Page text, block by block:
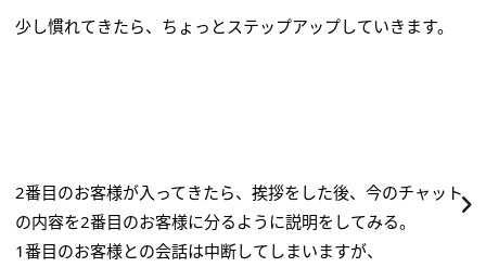
少し慣れてきたら、ちょっとステップアップしていきます。
2番目のお客様が入ってきたら、挨拶をした後、今のチャット
の内容を2番目のお客様に分るように説明をしてみる。
1番目のお客様との会話は中断してしまいますが、